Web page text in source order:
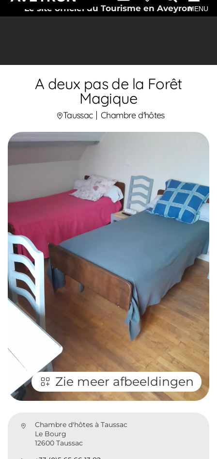
Le site officiel du Tourisme en AveyronMENU
A deux pas de la Forêt
Magique
Taussac Chambre d'hôtes
Zie meer afbeeldingen
Chambre d'hôtes à Taussac
Le Bourg
12600 Taussac